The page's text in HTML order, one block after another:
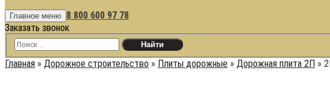
Главное меню 8 800 600 97 78
Заказать звонок
Главная » Дорожное строительство » Плиты дорожные » Дорожная плита 2П »